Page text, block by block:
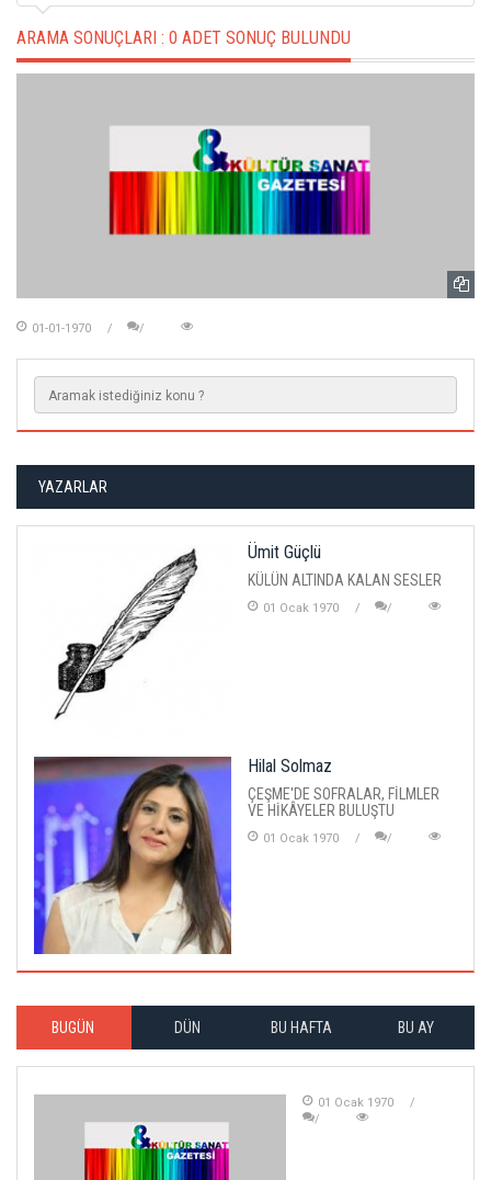
ARAMA SONUÇLARI : 0 ADET SONUÇ BULUNDU
01-01-1970
YAZARLAR
Ümit Güçlü
KÜLÜN ALTINDA KALAN SESLER
01 Ocak 1970
Hilal Solmaz
ÇEŞME'DE SOFRALAR, FİLMLER
VE HİKÂYELER BULUŞTU
01 Ocak 1970
BUGÜN DÜN BU HAFTA BU AY
01 Ocak 1970